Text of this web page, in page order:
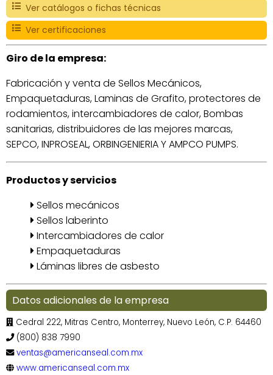
Ver catálogos o fichas técnicas
Ver certificaciones
Giro de la empresa:
Fabricación y venta de Sellos Mecánicos,
Empaquetaduras, Laminas de Grafito, protectores de
rodamientos, intercambiadores de calor, Bombas
sanitarias, distribuidores de las mejores marcas,
SEPCO, INPROSEAL, ORBINGENIERIA Y AMPCO PUMPS.
Productos y servicios
Sellos mecánicos
Sellos laberinto
Intercambiadores de calor
Empaquetaduras
Láminas libres de asbesto
Datos adicionales de la empresa
Cedral 222, Mitras Centro, Monterrey, Nuevo León, C.P. 64460
(800) 838 7990
ventas@americanseal.com.mx
www.americanseal.com.mx